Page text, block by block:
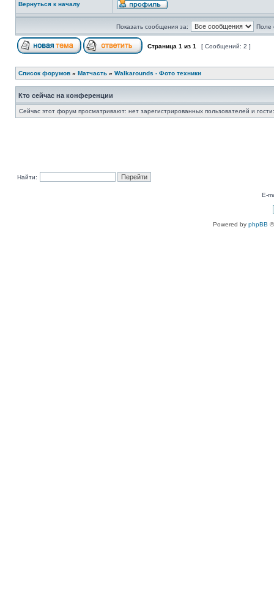
Вернуться к началу
Показать сообщения за: Поле
Страница 1 из 1 [ Сообщений: 2 ]
Список форумов » Матчасть » Walkarounds - Фото техники
Кто сейчас на конференции
Сейчас этот форум просматривают: нет зарегистрированных пользователей и
Найти:
E-
Powered by phpBB